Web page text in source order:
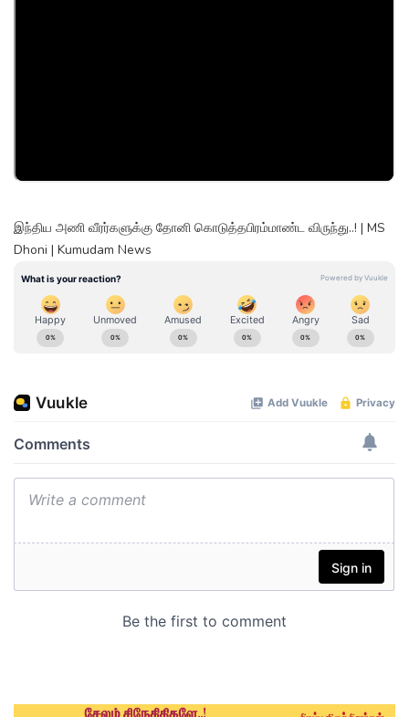
இந்திய அணி வீரர்களுக்கு தோனி கொடுத்தபிரம்மாண்ட விருந்து..! | MS
Dhoni | Kumudam News